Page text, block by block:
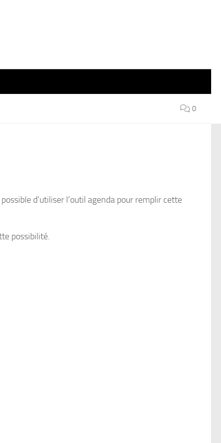
0
d’utiliser l’outil agenda pour remplir cette
possibilité.